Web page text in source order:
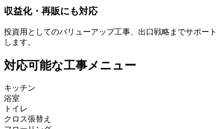
収益化・再販にも対応
投資用としてのバリューアップ工事、出口戦略までサポート
します。
対応可能な工事メニュー
キッチン
浴室
トイレ
クロス張替え